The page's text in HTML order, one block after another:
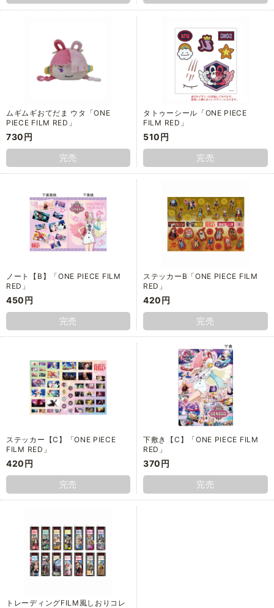
ムギムギおてだま ウタ「ONE
PIECE FILM RED」
730円
完売
タトゥーシール「ONE PIECE
FILM RED」
510円
完売
ノート【B】「ONE PIECE FILM
RED」
450円
完売
ステッカーB「ONE PIECE FILM
RED」
420円
完売
ステッカー【C】「ONE PIECE
FILM RED」
420円
完売
下敷き【C】「ONE PIECE FILM
RED」
370円
完売
トレーディングFILM風しおりコレ